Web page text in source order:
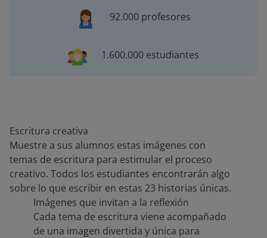
92.000 profesores
1.600.000 estudiantes
Escritura creativa
Muestre a sus alumnos estas imágenes con
temas de escritura para estimular el proceso
creativo. Todos los estudiantes encontrarán algo
sobre lo que escribir en estas 23 historias únicas.
Imágenes que invitan a la reflexión
Cada tema de escritura viene acompañado
de una imagen divertida y única para